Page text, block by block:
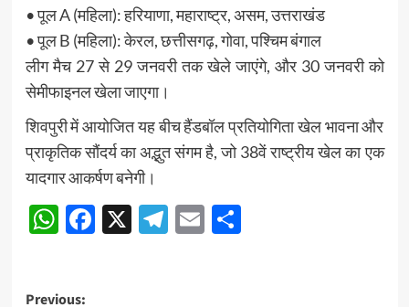
• पूल A (महिला): हरियाणा, महाराष्ट्र, असम, उत्तराखंड
• पूल B (महिला): केरल, छत्तीसगढ़, गोवा, पश्चिम बंगाल
लीग मैच 27 से 29 जनवरी तक खेले जाएंगे, और 30 जनवरी को
सेमीफाइनल खेला जाएगा।
शिवपुरी में आयोजित यह बीच हैंडबॉल प्रतियोगिता खेल भावना और
प्राकृतिक सौंदर्य का अद्भुत संगम है, जो 38वें राष्ट्रीय खेल का एक
यादगार आकर्षण बनेगी।
WhatsApp
Facebook
X Telegram
EmailShare
Previous: